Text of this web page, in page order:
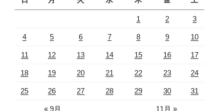
1 2 3
4 5 6 7 8 9 10
11 12 13 14 15 16 17
18 19 20 21 22 23 24
25 26 27 28 29 30 31
« 9月 11月 »